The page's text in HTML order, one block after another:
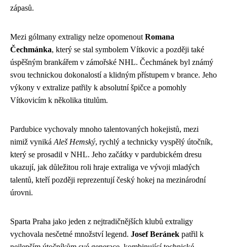
zápasů.
Mezi gólmany extraligy nelze opomenout Romana
Čechmánka, který se stal symbolem Vítkovic a později také
úspěšným brankářem v zámořské NHL. Čechmánek byl známý
svou technickou dokonalostí a klidným přístupem v brance. Jeho
výkony v extralize patřily k absolutní špičce a pomohly
Vítkovicím k několika titulům.
Pardubice vychovaly mnoho talentovaných hokejistů, mezi
nimiž vyniká Aleš Hemský, rychlý a technicky vyspělý útočník,
který se prosadil v NHL. Jeho začátky v pardubickém dresu
ukazují, jak důležitou roli hraje extraliga ve vývoji mladých
talentů, kteří později reprezentují český hokej na mezinárodní
úrovni.
Sparta Praha jako jeden z nejtradičnějších klubů extraligy
vychovala nesčetné množství legend. Josef Beránek patřil k